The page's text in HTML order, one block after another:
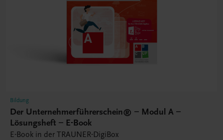
Bildung
Der Unternehmerführerschein® – Modul A –
Lösungsheft – E-Book
E-Book in der TRAUNER-DigiBox